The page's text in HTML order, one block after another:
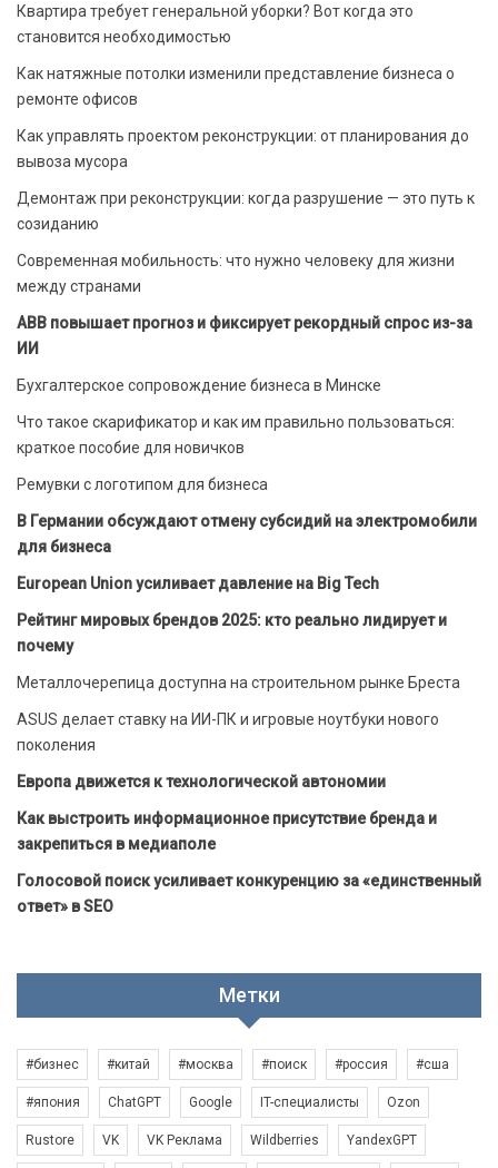
Квартира требует генеральной уборки? Вот когда это
становится необходимостью
Как натяжные потолки изменили представление бизнеса о
ремонте офисов
Как управлять проектом реконструкции: от планирования до
вывоза мусора
Демонтаж при реконструкции: когда разрушение — это путь к
созиданию
Современная мобильность: что нужно человеку для жизни
между странами
ABB повышает прогноз и фиксирует рекордный спрос из-за
ИИ
Бухгалтерское сопровождение бизнеса в Минске
Что такое скарификатор и как им правильно пользоваться:
краткое пособие для новичков
Ремувки с логотипом для бизнеса
В Германии обсуждают отмену субсидий на электромобили
для бизнеса
European Union усиливает давление на Big Tech
Рейтинг мировых брендов 2025: кто реально лидирует и
почему
Металлочерепица доступна на строительном рынке Бреста
ASUS делает ставку на ИИ-ПК и игровые ноутбуки нового
поколения
Европа движется к технологической автономии
Как выстроить информационное присутствие бренда и
закрепиться в медиаполе
Голосовой поиск усиливает конкуренцию за «единственный
ответ» в SEO
Метки
#бизнес #китай #москва #поиск #россия #сша
#япония ChatGPT Google IT-специалисты Ozon
Rustore VK VK Реклама Wildberries YandexGPT